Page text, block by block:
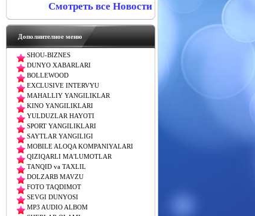
Смотреть все Новости
Дополнителное меню
SHOU-BIZNES
DUNYO XABARLARI
BOLLEWOOD
EXCLUSIVE INTERVYU
MAHALLIY YANGILIKLAR
KINO YANGILIKLARI
YULDUZLAR HAYOTI
SPORT YANGILIKLARI
SAYTLAR YANGILIGI
MOBILE ALOQA KOMPANIYALARI
QIZIQARLI MA'LUMOTLAR
TANQID va TAXLIL
DOLZARB MAVZU
FOTO TAQDIMOT
SEVGI DUNYOSI
MP3 AUDIO ALBOM